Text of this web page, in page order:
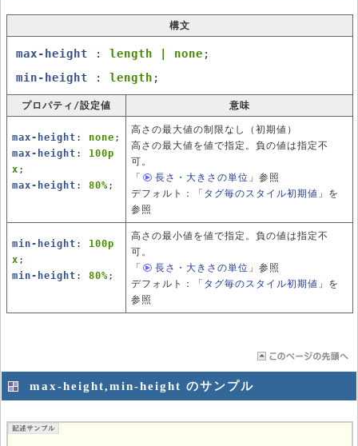
構文
max-height : length | none ;
min-height : length ;
プロパティ/設定値 意味
max-height : none ;
max-height : 100p
x ;
max-height : 80% ;
高さの最大値の制限なし（初期値）
高さの最大値を値で指定。負の値は指定不
可。
「
長さ・大きさの単位 」 参照
デフォルト：「 タグ毎のスタイル初期値 」を
参照
min-height : 100p
x ;
min-height : 80% ;
高さの最小値を値で指定。負の値は指定不
可。
「
長さ・大きさの単位 」 参照
デフォルト：「 タグ毎のスタイル初期値 」を
参照
max-height,min-height のサンプル